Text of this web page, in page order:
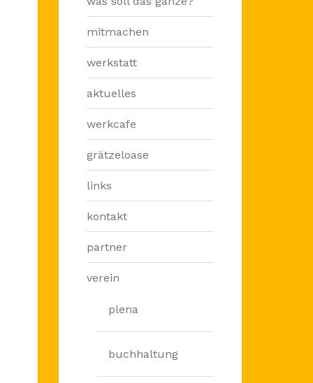
mitmachen
werkstatt
aktuelles
werkcafe
grätzeloase
links
kontakt
partner
verein
plena
buchhaltung